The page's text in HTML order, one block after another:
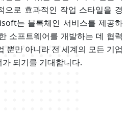
으로 효과적인 작업 스타일을 경
는 블록체인 서비스를 제공하
소프트웨어를 개발하는 데 협력
뿐만 아니라 전 세계의 모든 기업
되기를 기대합니다.